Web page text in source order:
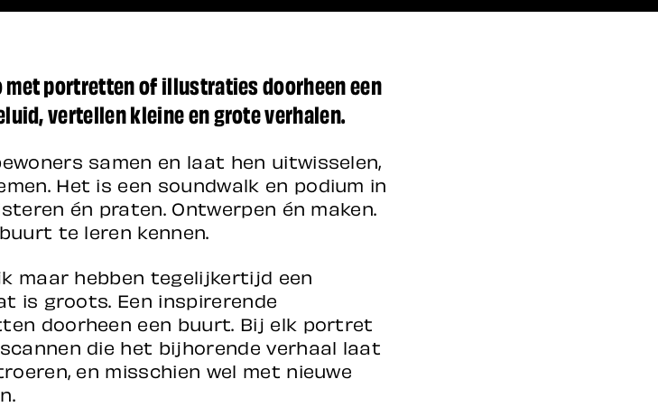
portretten of illustraties doorheen een
vertellen kleine en grote verhalen.
samen en laat hen uitwisselen,
Het is een soundwalk en podium in
én praten. Ontwerpen én maken.
te leren kennen.
maar hebben tegelijkertijd een
is groots. Een inspirerende
doorheen een buurt. Bij elk portret
die het bijhorende verhaal laat
en misschien wel met nieuwe